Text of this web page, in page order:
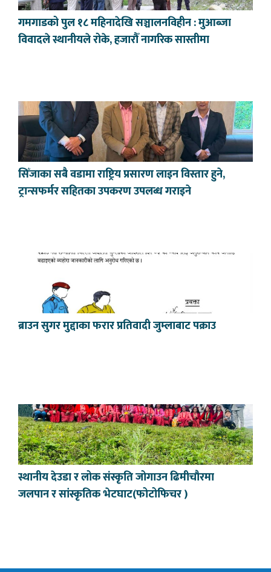
गमगाडको पुल १८ महिनादेखि सञ्चालनविहीन : मुआब्जा
विवादले स्थानीयले रोके, हजारौँ नागरिक सास्तीमा
सिँजाका सबै वडामा राष्ट्रिय प्रसारण लाइन विस्तार हुने,
ट्रान्सफर्मर सहितका उपकरण उपलब्ध गराइने
ब्राउन सुगर मुद्दाका फरार प्रतिवादी जुम्लाबाट पक्राउ
स्थानीय देउडा र लोक संस्कृति जोगाउन ढिमीचौरमा
जलपान र सांस्कृतिक भेटघाट(फोटोफिचर )